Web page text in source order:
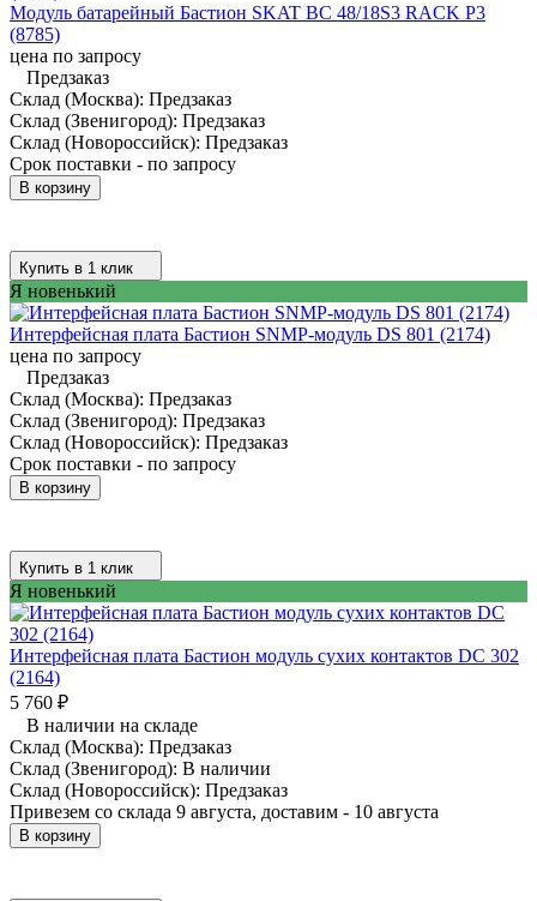
Модуль батарейный Бастион SKAT BC 48/18S3 RACK P3
(8785)
цена по запросу
Предзаказ
Склад (Москва): Предзаказ
Склад (Звенигород): Предзаказ
Склад (Новороссийск): Предзаказ
Срок поставки - по запросу
В корзину
Купить в 1 клик
Я новенький
Интерфейсная плата Бастион SNMP-модуль DS 801 (2174)
цена по запросу
Предзаказ
Склад (Москва): Предзаказ
Склад (Звенигород): Предзаказ
Склад (Новороссийск): Предзаказ
Срок поставки - по запросу
В корзину
Купить в 1 клик
Я новенький
Интерфейсная плата Бастион модуль сухих контактов DC 302
(2164)
5 760 ₽
В наличии на складе
Склад (Москва): Предзаказ
Склад (Звенигород): В наличии
Склад (Новороссийск): Предзаказ
Привезем со склада 9 августа, доставим - 10 августа
В корзину